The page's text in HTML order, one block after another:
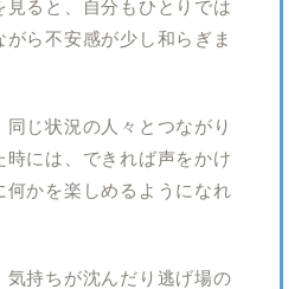
見ると、自分もひとりでは
ら不安感が少し和らぎま
じ状況の人々とつながり
時には、できれば声をかけ
何かを楽しめるようになれ
気持ちが沈んだり逃げ場の